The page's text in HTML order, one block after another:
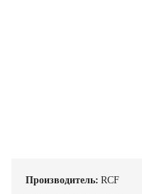
Производитель: RCF